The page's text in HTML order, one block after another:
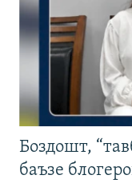
Боздошт,
баъзе